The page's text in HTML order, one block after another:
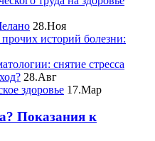
28.Ноя
историй болезни:
снятие стресса
28.Авг
здоровье 17.Мар
Показания к